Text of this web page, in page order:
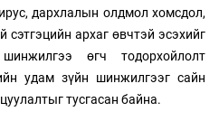
дархлалын олдмол хомсдол,
сэтгэцийн архаг өвчтэй эсэхийг
өгч тодорхойлолт
удам зүйн шинжилгээг сайн
тусгасан байна.